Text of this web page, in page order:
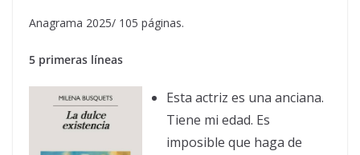
Anagrama 2025/ 105 páginas.
5 primeras líneas
Esta actriz es una anciana.
Tiene mi edad. Es
imposible que haga de